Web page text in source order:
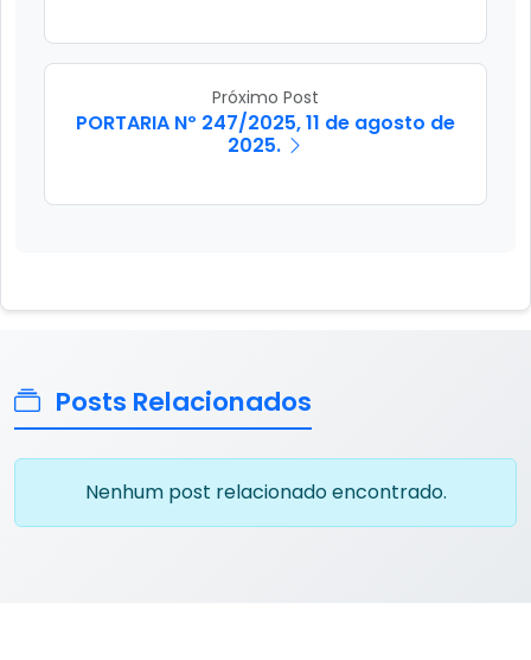
Próximo Post
PORTARIA Nº 247/2025, 11 de agosto de
2025.
Posts Relacionados
Nenhum post relacionado encontrado.